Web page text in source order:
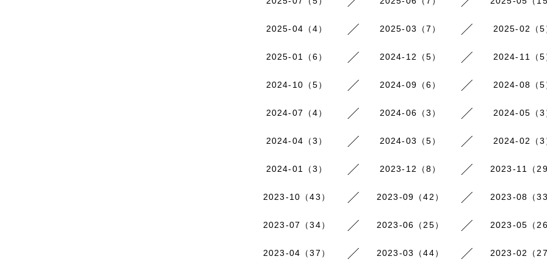
2025-04（4） 2025-03（7） 2025-02（5
2025-01（6） 2024-12（5） 2024-11（5
2024-10（5） 2024-09（6） 2024-08（5
2024-07（4） 2024-06（3） 2024-05（3
2024-04（3） 2024-03（5） 2024-02（3
2024-01（3） 2023-12（8） 2023-11（29
2023-10（43） 2023-09（42） 2023-08（33
2023-07（34） 2023-06（25） 2023-05（26
2023-04（37） 2023-03（44） 2023-02（27